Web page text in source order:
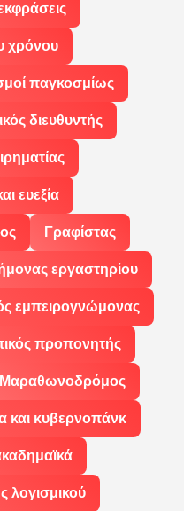
χρόνου
παγκοσμίως
διευθυντής
ευεξία
Γραφίστας
εργαστηρίου
εμπειρογνώμονας
προπονητής
Μαραθωνοδρόμος
και κυβερνοπάνκ
λογισμικού